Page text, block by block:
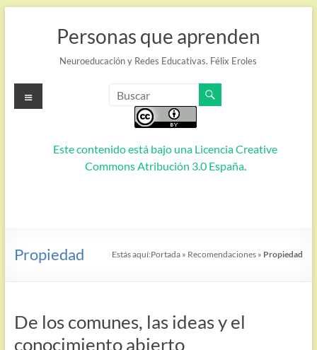
Personas que aprenden
Neuroeducación y Redes Educativas. Félix Eroles
Este contenido está bajo una Licencia Creative
Commons Atribución 3.0 España.
Menú
Propiedad Estás aquí:Portada » Recomendaciones » Propiedad
De los comunes, las ideas y el
conocimiento abierto